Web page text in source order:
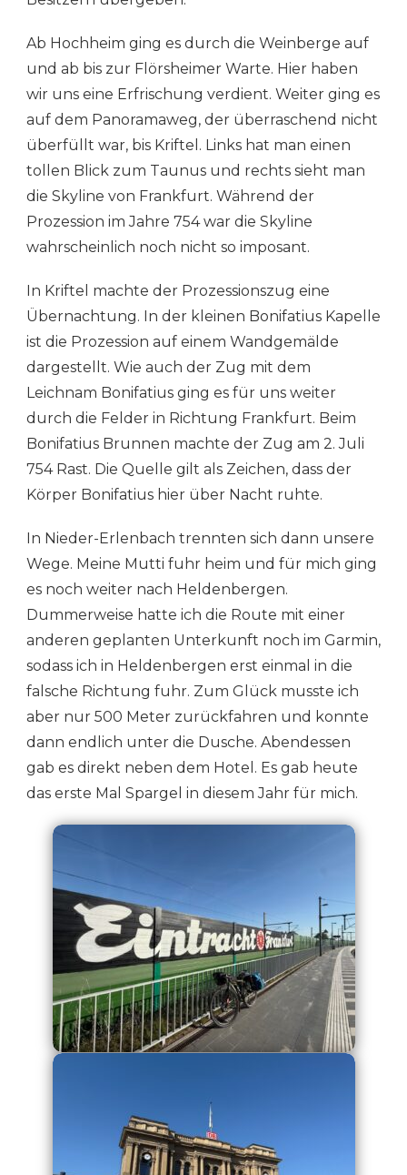
Ab Hochheim ging es durch die Weinberge auf
und ab bis zur Flörsheimer Warte. Hier haben
wir uns eine Erfrischung verdient. Weiter ging es
auf dem Panoramaweg, der überraschend nicht
überfüllt war, bis Kriftel. Links hat man einen
tollen Blick zum Taunus und rechts sieht man
die Skyline von Frankfurt. Während der
Prozession im Jahre 754 war die Skyline
wahrscheinlich noch nicht so imposant.
In Kriftel machte der Prozessionszug eine
Übernachtung. In der kleinen Bonifatius Kapelle
ist die Prozession auf einem Wandgemälde
dargestellt. Wie auch der Zug mit dem
Leichnam Bonifatius ging es für uns weiter
durch die Felder in Richtung Frankfurt. Beim
Bonifatius Brunnen machte der Zug am 2. Juli
754 Rast. Die Quelle gilt als Zeichen, dass der
Körper Bonifatius hier über Nacht ruhte.
In Nieder-Erlenbach trennten sich dann unsere
Wege. Meine Mutti fuhr heim und für mich ging
es noch weiter nach Heldenbergen.
Dummerweise hatte ich die Route mit einer
anderen geplanten Unterkunft noch im Garmin,
sodass ich in Heldenbergen erst einmal in die
falsche Richtung fuhr. Zum Glück musste ich
aber nur 500 Meter zurückfahren und konnte
dann endlich unter die Dusche. Abendessen
gab es direkt neben dem Hotel. Es gab heute
das erste Mal Spargel in diesem Jahr für mich.